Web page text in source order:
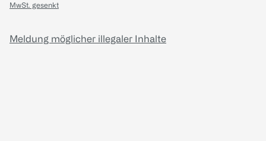
MwSt. gesenkt
Meldung möglicher illegaler Inhalte